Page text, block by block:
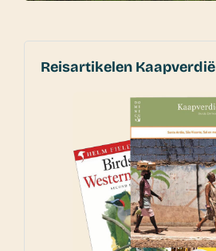
Reisartikelen Kaapverdië